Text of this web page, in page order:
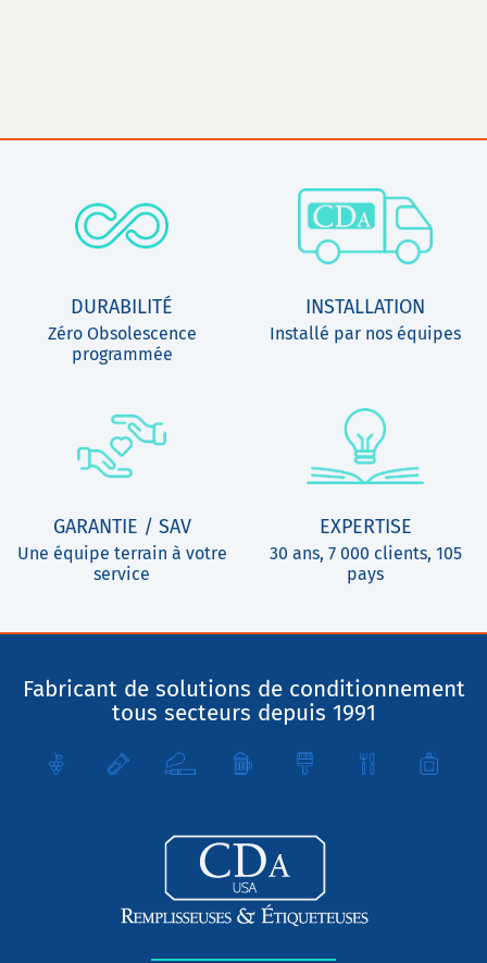
DURABILITÉ
Zéro Obsolescence
programmée
INSTALLATION
Installé par nos équipes
GARANTIE / SAV
Une équipe terrain à votre
service
EXPERTISE
30 ans, 7 000 clients, 105
pays
Fabricant de solutions de conditionnement
tous secteurs depuis 1991